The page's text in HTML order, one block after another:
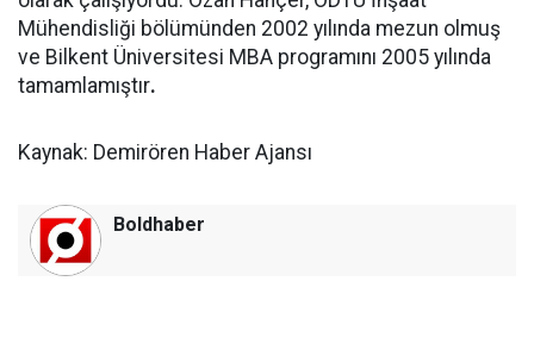
Mühendisliği bölümünden 2002 yılında mezun olmuş
ve Bilkent Üniversitesi MBA programını 2005 yılında
tamamlamıştır.
Kaynak: Demirören Haber Ajansı
Boldhaber